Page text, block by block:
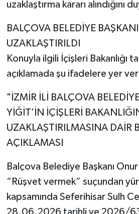
uzaklaştırma kararı alındığını
BALÇOVA BELEDİYE
UZAKLAŞTIRILDI
Konuyla ilgili İçişleri Bakanlığı
açıklamada şu ifadelere yer
"İZMİR İLİ BALÇOVA
YİĞİT’İN İÇİŞLERİ
UZAKLAŞTIRILMASINA DAİR
AÇIKLAMASI
Balçova Belediye Başkanı
“Rüşvet vermek” suçundan
kapsamında Seferihisar Sulh
28.06.2026 tarihli ve 2026/63